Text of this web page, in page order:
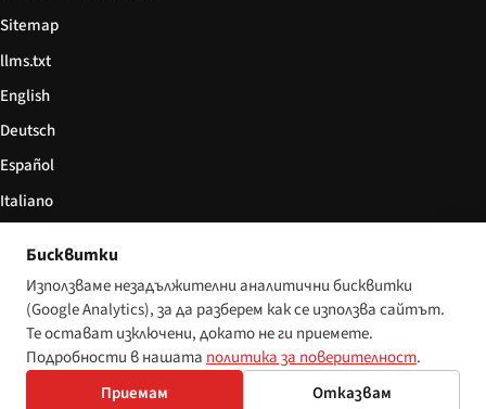
Sitemap
llms.txt
English
Deutsch
Español
Italiano
© 2026 Disability World. Всички права запазени. Настройки за бисквитки
DeutschEspañol 简体中文PolskiFrançais
Бисквитки
Използваме незадължителни аналитични бисквитки
(Google Analytics), за да разберем как се използва сайтът.
Те остават изключени, докато не ги приемете.
Подробности в нашата политика за поверителност.
Приемам
Отказвам